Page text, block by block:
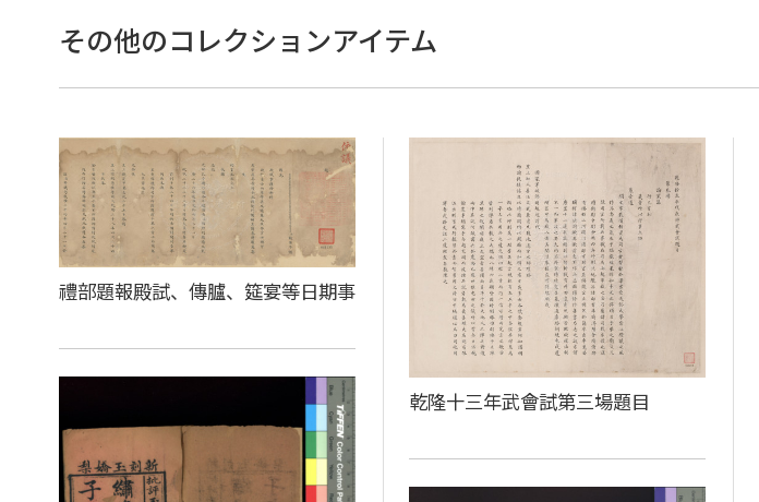
その他のコレクションアイテム
禮部題報殿試、傳臚、筵宴等日期事
乾隆十三年武會試第三場題目